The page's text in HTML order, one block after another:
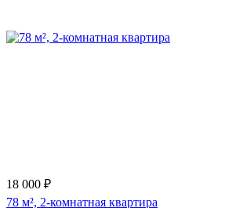
18 000 ₽
78 м², 2-комнатная квартира